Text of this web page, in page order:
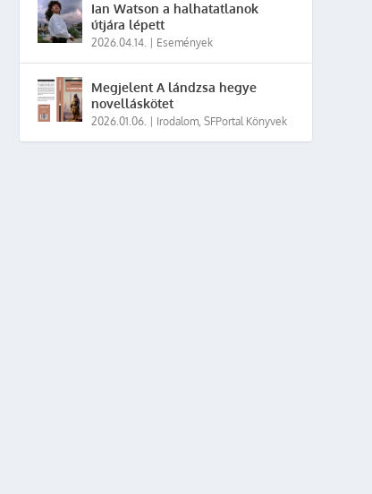
Ian Watson a halhatatlanok
útjára lépett
2026.04.14. Események
Megjelent A lándzsa hegye
novelláskötet
2026.01.06. Irodalom,SFPortal Könyvek